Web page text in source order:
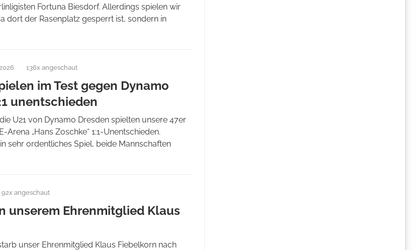
Fortuna Biesdorf. Allerdings spielen wir
dort der Rasenplatz gesperrt ist, sondern in
136x angeschaut
im Test gegen Dynamo
unentschieden
U21 von Dynamo Dresden spielten unsere 47er
Arena „Hans Zoschke“ 1:1-Unentschieden.
sehr ordentliches Spiel, beide Mannschaften
92x angeschaut
unserem Ehrenmitglied Klaus
unser Ehrenmitglied Klaus Fiebelkorn nach